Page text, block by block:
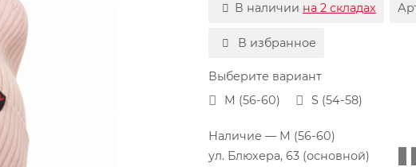
В наличии на 2 складах
В избранное
Выберите вариант
M (56-60)
S (54-58)
Наличие — M (56-60)
ул. Блюхера, 63 (основной)